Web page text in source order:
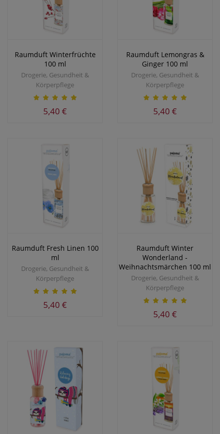
Raumduft Winterfrüchte
100 ml
Drogerie, Gesundheit &
Körperpflege
5,40 €
Raumduft Lemongras &
Ginger 100 ml
Drogerie, Gesundheit &
Körperpflege
5,40 €
Raumduft Fresh Linen 100
ml
Drogerie, Gesundheit &
Körperpflege
5,40 €
Raumduft Winter
Wonderland -
Weihnachtsmärchen 100 ml
Drogerie, Gesundheit &
Körperpflege
5,40 €